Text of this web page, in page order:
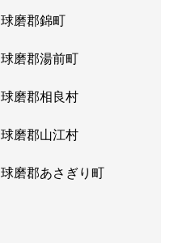
球磨郡錦町
球磨郡湯前町
球磨郡相良村
球磨郡山江村
球磨郡あさぎり町